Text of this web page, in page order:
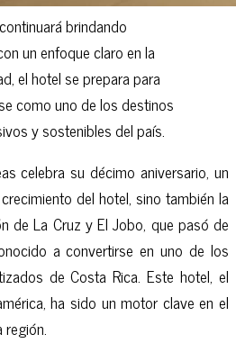
brindando
un enfoque claro en la
el hotel se prepara para
como uno de los destinos
y sostenibles del país.
celebra su décimo aniversario, un
del hotel, sino también la
de La Cruz y El Jobo, que pasó de
a convertirse en uno de los
de Costa Rica. Este hotel, el
ha sido un motor clave en el